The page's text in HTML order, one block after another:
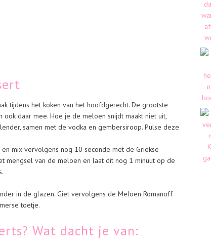
tijdens het koken van het hoofdgerecht. De grootste
daar mee. Hoe je de meloen snijdt maakt niet uit,
samen met de vodka en gembersiroop. Pulse deze
mix vervolgens nog 10 seconde met de Griekse
mengsel van de meloen en laat dit nog 1 minuut op de
in de glazen. Giet vervolgens de Meloen Romanoff
toetje.
Wat dacht je van: